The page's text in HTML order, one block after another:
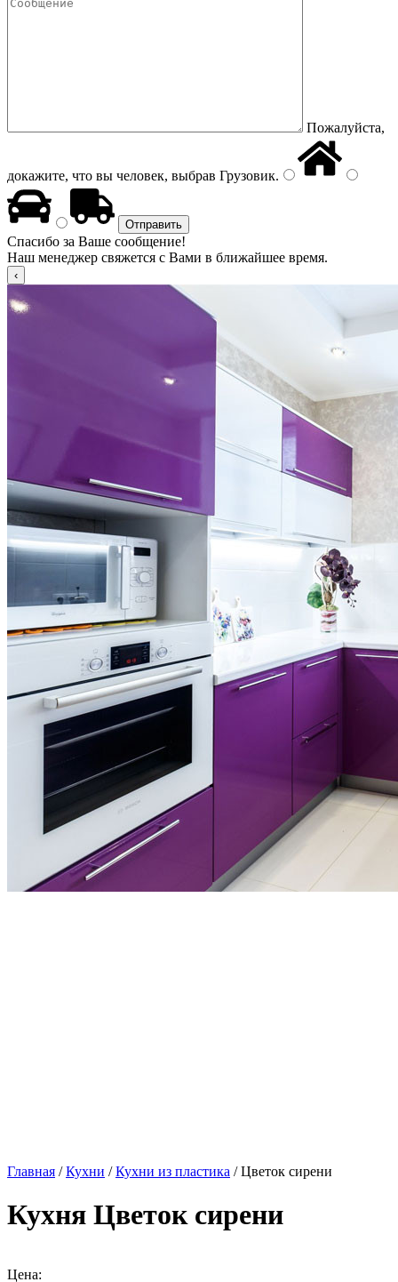
Пожалуйста,
докажите, что вы человек, выбрав Грузовик.
Спасибо за Ваше сообщение!
Наш менеджер свяжется с Вами в ближайшее время.
Главная /Кухни /Кухни из пластика / Цветок сирени
Кухня Цветок сирени
Цена: